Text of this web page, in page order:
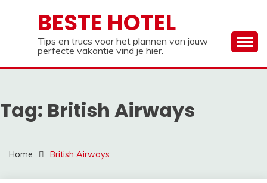
BESTE HOTEL
Tips en trucs voor het plannen van jouw
perfecte vakantie vind je hier.
Tag: British Airways
Home British Airways